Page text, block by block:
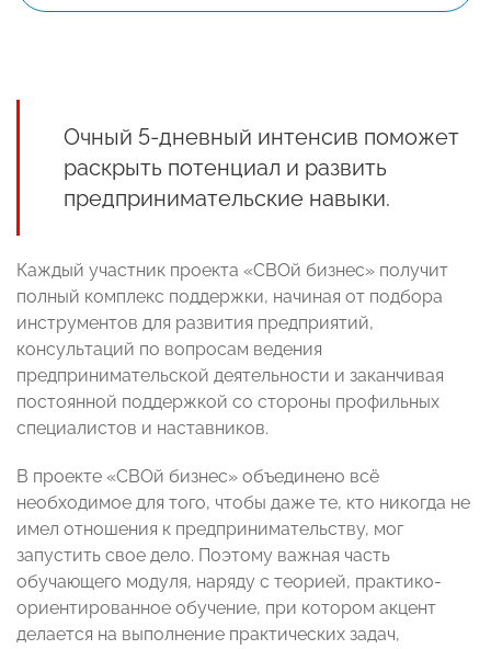
Очный 5-дневный интенсив поможет
раскрыть потенциал и развить
предпринимательские навыки.
Каждый участник проекта «СВОй бизнес» получит
полный комплекс поддержки, начиная от подбора
инструментов для развития предприятий,
консультаций по вопросам ведения
предпринимательской деятельности и заканчивая
постоянной поддержкой со стороны профильных
специалистов и наставников.
В проекте «СВОй бизнес» объединено всё
необходимое для того, чтобы даже те, кто никогда не
имел отношения к предпринимательству, мог
запустить свое дело. Поэтому важная часть
обучающего модуля, наряду с теорией, практико-
ориентированное обучение, при котором акцент
делается на выполнение практических задач,